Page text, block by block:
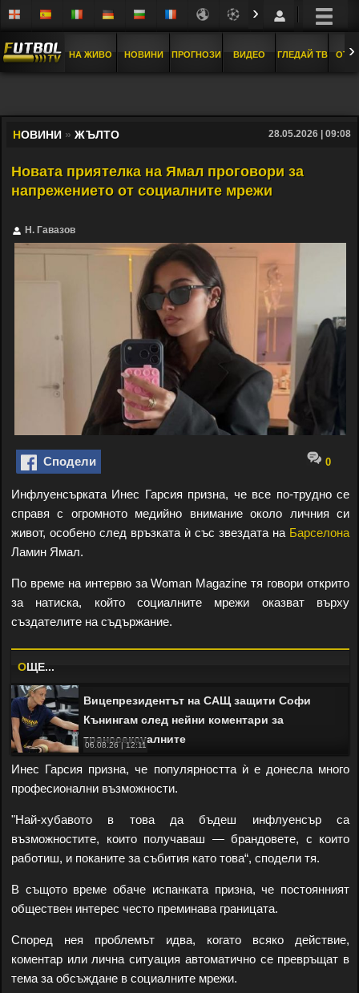
›
НА ЖИВО НОВИНИ ПРОГНОЗИ ВИДЕО ГЛЕДАЙ ТВ ›
НОВИНИ » ЖЪЛТО 28.05.2026 | 09:08
Новата приятелка на Ямал проговори за
напрежението от социалните мрежи
Н. Гавазов
Сподели 0
Инфлуенсърката Инес Гарсия призна, че все по-трудно се
справя с огромното медийно внимание около личния си
живот, особено след връзката ѝ със звездата на Барселона
Ламин Ямал.
По време на интервю за Woman Magazine тя говори открито
за натиска, който социалните мрежи оказват върху
създателите на съдържание.
OЩЕ...
06.08.26 | 12:11
Вицепрезидентът на САЩ защити Софи
Кънингам след нейни коментари за
транссексуалните
Инес Гарсия призна, че популярността ѝ е донесла много
професионални възможности.
"Най-хубавото в това да бъдеш инфлуенсър са
възможностите, които получаваш — брандовете, с които
работиш, и поканите за събития като това“, сподели тя.
В същото време обаче испанката призна, че постоянният
обществен интерес често преминава границата.
Според нея проблемът идва, когато всяко действие,
коментар или лична ситуация автоматично се превръщат в
тема за обсъждане в социалните мрежи.